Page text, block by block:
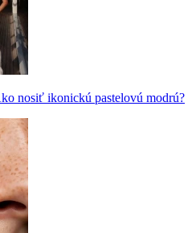
nosiť ikonickú pastelovú modrú?